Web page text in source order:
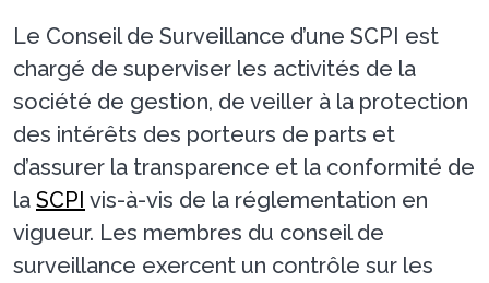
Le Conseil de Surveillance d’une SCPI est
chargé de superviser les activités de la
société de gestion, de veiller à la protection
des intérêts des porteurs de parts et
d’assurer la transparence et la conformité de
la SCPI vis-à-vis de la réglementation en
vigueur. Les membres du conseil de
surveillance exercent un contrôle sur les